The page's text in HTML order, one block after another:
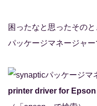
困ったなと思ったその
パッケージマネージャー
printer driver for